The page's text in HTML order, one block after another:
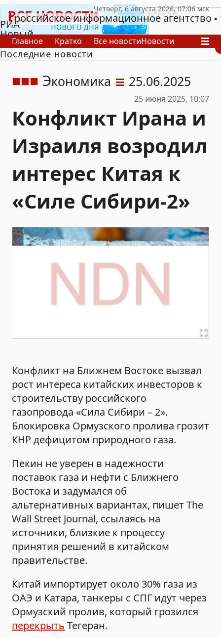
РИА
Новый
День
российское информационное агентство
Главное Кратко Все новостиНовости
В России
В мире
Последние новости
Экономика 25.06.2025
25 июня 2025, 10:07
Конфликт Ирана и
Израиля возродил
интерес Китая к
«Силе Сибири-2»
Конфликт на Ближнем Востоке вызвал
рост интереса китайских инвесторов к
строительству российского
газопровода «Сила Сибири – 2».
Блокировка Ормузского пролива грозит
КНР дефицитом природного газа.
Пекин не уверен в надежности
поставок газа и нефти с Ближнего
Востока и задумался об
альтернативных вариантах, пишет The
Wall Street Journal, ссылаясь на
источники, близкие к процессу
принятия решений в китайском
правительстве.
Китай импортирует около 30% газа из
ОАЭ и Катара, танкеры с СПГ идут через
Ормузский пролив, который грозился
перекрыть Тегеран.